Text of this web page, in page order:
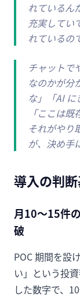
れているん
充実してい
れているの
チャットで
なのかが分
な」「AI に
「ここは
それがやり
が、決め手
導入の判断
月10〜15件
破
POC 期間を設
い」という投
した数字で、